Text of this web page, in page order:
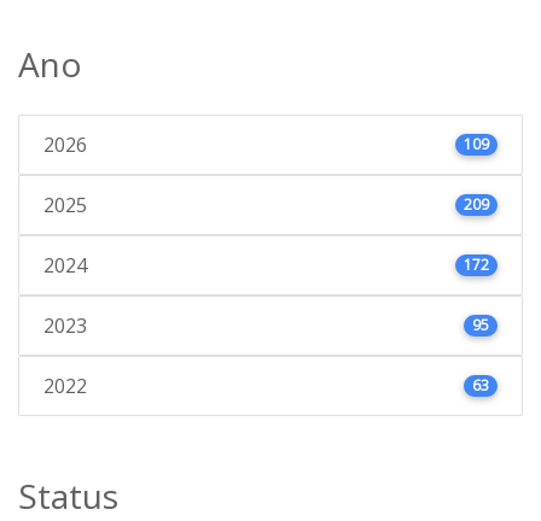
Ano
2026 109
2025 209
2024 172
2023 95
2022 63
Status